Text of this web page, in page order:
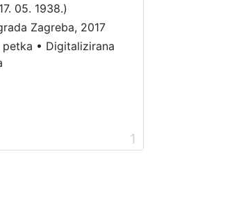
05. 1938.)
Zagreba, 2017
petka • Digitalizirana
1